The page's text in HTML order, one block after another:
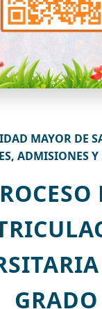
MAYOR DE
ADMISIONES Y
GRADO